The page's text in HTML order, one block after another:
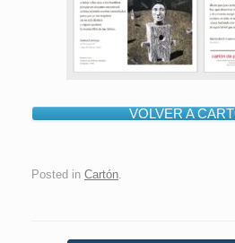
VOLVER A
Posted in Cartón